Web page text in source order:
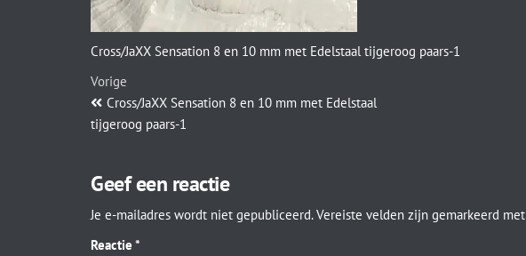
Cross/JaXX Sensation 8 en 10 mm met Edelstaal tijgeroog paars-1
Vorige
Cross/JaXX Sensation 8 en 10 mm met Edelstaal
tijgeroog paars-1
Geef een reactie
Je e-mailadres wordt niet gepubliceerd. Vereiste velden zijn gemarkeerd met
Reactie *